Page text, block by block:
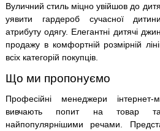
Вуличний стиль міцно увійшов до
уявити гардероб сучасної
атрибуту одягу. Елегантні дитячі
продажу в комфортній розмірній
всіх категорій покупців.
Що ми пропонуємо
Професійні менеджери
вивчають попит на товар
найпопулярнішими речами.